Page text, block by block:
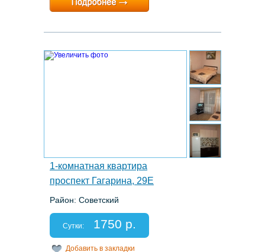
Расчетный час:13:00
1-комнатная квартира
проспект Гагарина, 29Е
Район: Советский
Спальных мест: 2+1
Отчетные документы: есть
Сутки: 1750 р.
Добавить в закладки